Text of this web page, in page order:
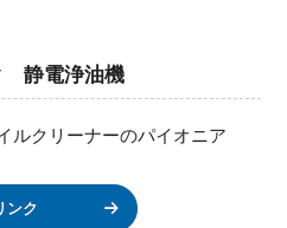
静電浄油機
ルクリーナーのパイオニア
ンク